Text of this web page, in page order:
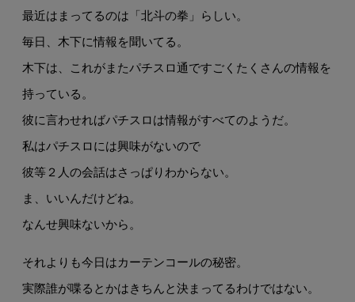
最近はまってるのは「北斗の拳」らしい。
毎日、木下に情報を聞いてる。
木下は、これがまたパチスロ通ですごくたくさんの情報を
持っている。
彼に言わせればパチスロは情報がすべてのようだ。
私はパチスロには興味がないので
彼等２人の会話はさっぱりわからない。
ま、いいんだけどね。
なんせ興味ないから。
それよりも今日はカーテンコールの秘密。
実際誰が喋るとかはきちんと決まってるわけではない。